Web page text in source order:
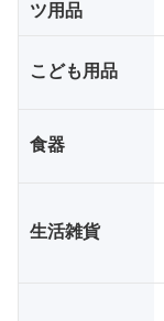
ツ用品
こども用品
食器
生活雑貨